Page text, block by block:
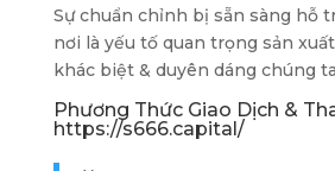
Sự chuẩn chỉnh bị sẵn sàng hỗ
nơi là yếu tố quan trọng sản
khác biệt & duyên dáng chúng
Phương Thức Giao Dịch &
https://s666.capital/